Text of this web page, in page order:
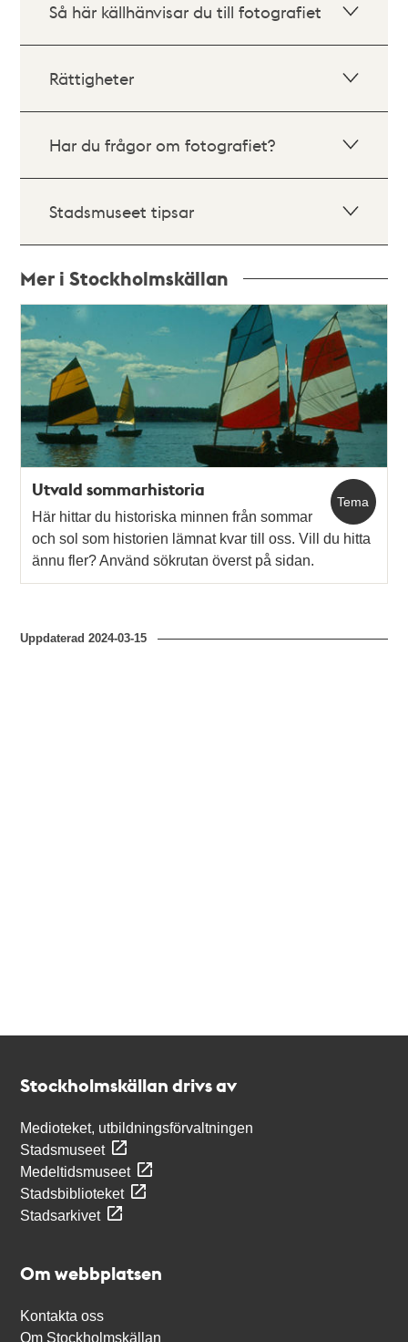
Så här källhänvisar du till fotografiet
Rättigheter
Har du frågor om fotografiet?
Stadsmuseet tipsar
Mer i Stockholmskällan
Relaterade
poster
och
teman
Tema
Utvald sommarhistoria
Här hittar du historiska minnen från sommar
och sol som historien lämnat kvar till oss. Vill du hitta
ännu fler? Använd sökrutan överst på sidan.
Uppdaterad2024-03-15
Stockholmskällan drivs av
Medioteket, utbildningsförvaltningen
Stadsmuseet
Medeltidsmuseet
Stadsbiblioteket
Stadsarkivet
Om webbplatsen
Kontakta oss
Om Stockholmskällan